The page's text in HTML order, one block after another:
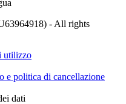
- All rights
utilizzo
e politica di cancellazione
dati